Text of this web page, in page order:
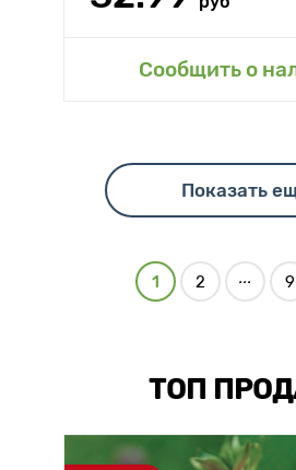
Сообщить о
Показать
1 2 ... 9
ТОП